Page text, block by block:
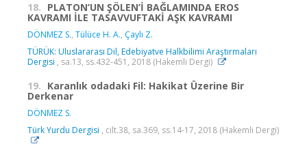
18. PLATON’UN ŞÖLEN’İ BAĞLAMINDA EROS
KAVRAMI İLE TASAVVUFTAKİ AŞK KAVRAMI
DÖNMEZ S., Tülüce H. A., Çaylı Z.
TÜRÜK: Uluslararası Dil, Edebiyatve Halkbilimi Araştırmaları
Dergisi , sa.13, ss.432-451, 2018 (Hakemli Dergi)
19. Karanlık odadaki Fil: Hakikat Üzerine Bir
Derkenar
DÖNMEZ S.
Türk Yurdu Dergisi , cilt.38, sa.369, ss.14-17, 2018 (Hakemli Dergi)